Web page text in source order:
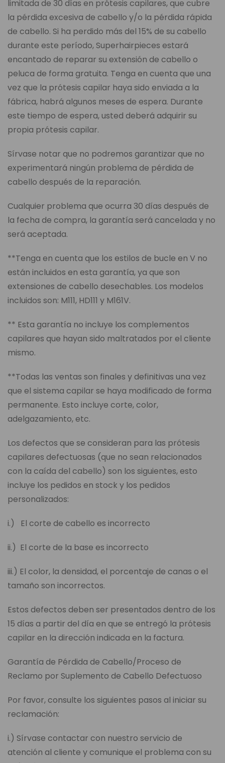
limitada de 30 días en prótesis capilares, que cubre
la pérdida excesiva de cabello y/o la pérdida rápida
de cabello. Si ha perdido más del 15% de su cabello
durante este período, Superhairpieces estará
encantado de reparar su extensión de cabello o
peluca de forma gratuita. Tenga en cuenta que una
vez que la prótesis capilar haya sido enviada a la
fábrica, habrá algunos meses de espera. Durante
este tiempo de espera, usted deberá adquirir su
propia prótesis capilar.
Sírvase notar que no podremos garantizar que no
experimentará ningún problema de pérdida de
cabello después de la reparación.
Cualquier problema que ocurra 30 días después de
la fecha de compra, la garantía será cancelada y no
será aceptada.
**Tenga en cuenta que los estilos de bucle en V no
están incluidos en esta garantía, ya que son
extensiones de cabello desechables. Los modelos
incluidos son: M111, HD111 y M161V.
** Esta garantía no incluye los complementos
capilares que hayan sido maltratados por el cliente
mismo.
**Todas las ventas son finales y definitivas una vez
que el sistema capilar se haya modificado de forma
permanente. Esto incluye corte, color,
adelgazamiento, etc.
Los defectos que se consideran para las prótesis
capilares defectuosas (que no sean relacionados
con la caída del cabello) son los siguientes, esto
incluye los pedidos en stock y los pedidos
personalizados:
i.) El corte de cabello es incorrecto
ii.) El corte de la base es incorrecto
iii.) El color, la densidad, el porcentaje de canas o el
tamaño son incorrectos.
Estos defectos deben ser presentados dentro de los
15 días a partir del día en que se entregó la prótesis
capilar en la dirección indicada en la factura.
Garantía de Pérdida de Cabello/Proceso de
Reclamo por Suplemento de Cabello Defectuoso
Por favor, consulte los siguientes pasos al iniciar su
reclamación:
i.) Sírvase contactar con nuestro servicio de
atención al cliente y comunique el problema con su